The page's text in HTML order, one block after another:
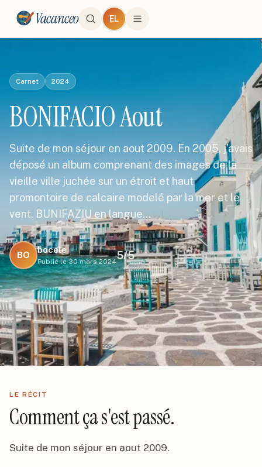
Vacanceo EL
Carnet 2024
BONIFACIO Aout
Suite de mon séjour en aout 2009. En 2005, j'avais
déposé un album comprenant des images de la
vieille ville juchée sur un étroit et haut
promontoire de calcaire modelé par la mer et le
vent. BUNIFAZIU en langue…
BO
bocele
Publié le 30 mars 2024
5/5
LE RÉCIT
Comment ça s'est passé.
Suite de mon séjour en aout 2009.